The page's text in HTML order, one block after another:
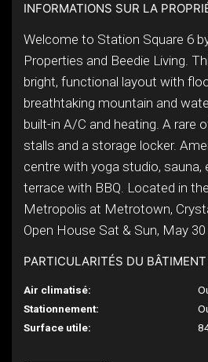
INFORMATIONS SUR LA
Welcome to Station Square 6
Properties and Beedie Living.
bright, functional layout with
breathtaking mountain and
built-in A/C and heating. A rare
stalls and a storage locker.
centre with yoga studio,
terrace with BBQ. Located in
Metropolis at Metrotown,
Open House Sat & Sun, May
PARTICULARITÉS DU BÂTIMENT
Air climatisé:
Stationnement:
Surface utile: